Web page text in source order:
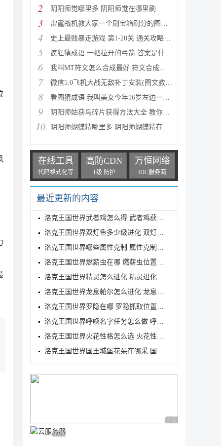
2 阴阳师觉哪里多 阴阳师觉在哪里刷
3 雷霆战机教大家一个刷宝箱刷分的图文教程
4 史上最贱暴走游戏 第1-20关 通关攻略(图文详解)
5 疯狂猜成语 一把拉开的弓箭 答案是什么成语
6 我叫MT符文怎么合成最好 符文合成攻略推荐
7 微信5.0飞机大战无敌补丁安装(图文教程) 高分攻略
8 看图猜成语 我叫美女今年16岁左边一个女人 答案是什么
9 阴阳师姑获鸟碎片获得方法大全 教你如何快速获得姑获
10 阴阳师蝴蝶精哪里多 阴阳师蝴蝶精在哪里刷
在线工具
代码格式化等
高防CDN
T级 防护
万恒网络
IDC服务商
最近更新的内容
洛克王国世界武者鸡怎么得 武者鸡获得方式
洛克王国世界双灯鱼多少级进化 双灯鱼进化等级介绍
洛克王国世界哪些属性克制 属性克制表分享
洛克王国世界燃薪虫在哪 燃薪虫位置详解
洛克王国世界精灵怎么进化 精灵进化方式
洛克王国世界龙息帕尔怎么进化 龙息帕尔进化介绍
洛克王国世界罗隐在哪 罗隐抓取位置分享
洛克王国世界呼唤名字任务怎么做 呼唤名字任务完成方
洛克王国世界火花性格怎么选 火花性格推荐
洛克王国世界国王城堡花朵在哪采 国王城堡全花朵采集
广告 商业广告，理性
广告 商业广告，理性选择